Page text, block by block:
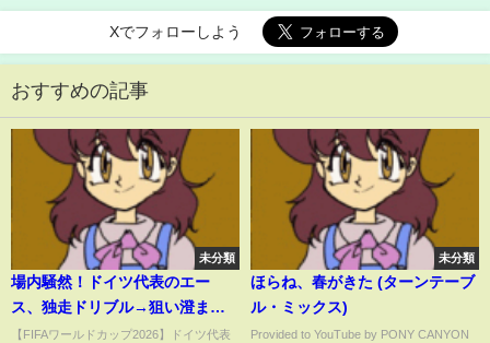
Xでフォローしよう
おすすめの記事
未分類
場内騒然！ドイツ代表のエー
ス、独走ドリブル→狙い澄まし
た“圧巻ループショット”炸裂
【FIFAワールドカップ2026】ドイツ代表
未分類
ほらね、春がきた (ターンテーブ
ル・ミックス)
Provided to YouTube by PONY CANYON